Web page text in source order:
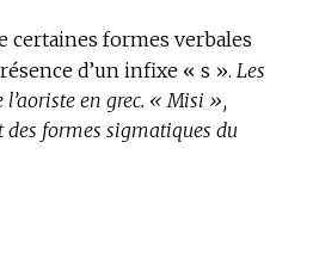
certaines formes verbales
d’un infixe « s ». Les
en grec. « Misi »,
formes sigmatiques du